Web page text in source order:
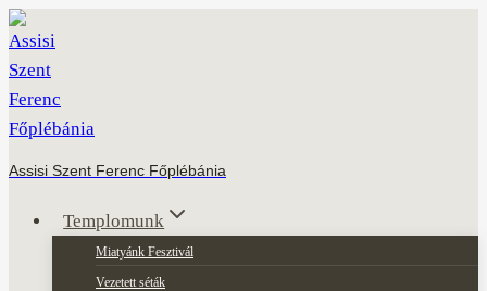
Skip
to
content
Assisi Szent Ferenc Főplébánia
Templomunk
Miatyánk Fesztivál
Vezetett séták